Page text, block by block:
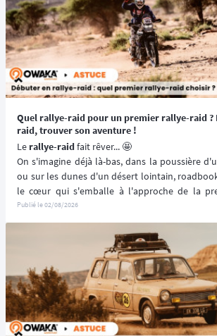
Quel rallye-raid pour un premier rallye-raid ?
raid, trouver son aventure !
Le rallye-raid fait rêver... 🤩
On s'imagine déjà là-bas, dans la poussière
ou sur les dunes d'un désert lointain,
le cœur qui s'emballe à l'approche de la
moment, tous les grands pilotes de rallye-raid
si c'était à votre tour ? 🫵
premier rallye-raid
limites du jour au lendemain : c'est choisir la
qui vous fera grandir sans vous briser.
budget, encadrement... chaque détail
l'envie en une expérience inoubliable plutôt
Mais quel rallye-raid choisir pour débuter ? 🤔
Le rallye-raid est un univers complexe
Publié le02/08/2026